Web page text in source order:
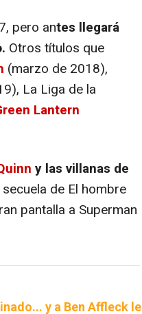
pero antes llegará
Otros títulos que
(marzo de 2018),
La Liga de la
Lantern
y las villanas de
de El hombre
pantalla a Superman
y a Ben Affleck le